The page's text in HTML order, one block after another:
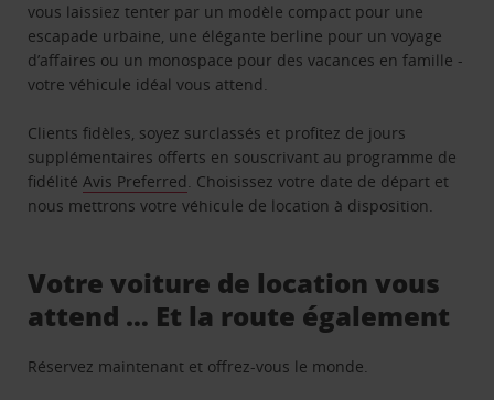
vous laissiez tenter par un modèle compact pour une
escapade urbaine, une élégante berline pour un voyage
d’affaires ou un monospace pour des vacances en famille -
votre véhicule idéal vous attend.
Clients fidèles, soyez surclassés et profitez de jours
supplémentaires offerts en souscrivant au programme de
fidélitéAvis Preferred. Choisissez votre date de départ et
nous mettrons votre véhicule de location à disposition.
Votre voiture de location vous
attend … Et la route également
Réservez maintenant et offrez-vous le monde.